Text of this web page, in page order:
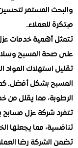
المستمر لتحسين جودة
خدمات عزل
المسبح وسلامة
المواد
بشكل أفضل. كما يقلل
مما يقلل من خطر
عزل مسابح
مما يجعلها الخيار
رضا العملاء